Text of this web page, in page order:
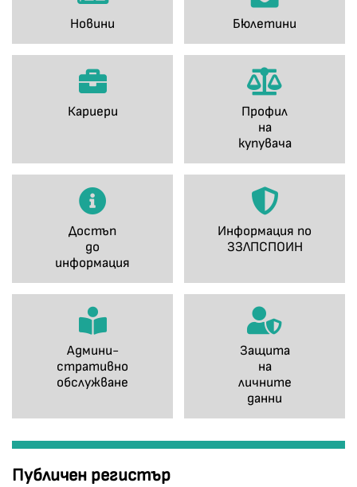
Новини Бюлетини
Кариери
Профил
на
купувача
Достъп
до
информация
Информация по
ЗЗЛПСПОИН
Админи-
стративно
обслужване
Защита
на
личните
данни
Публичен регистър